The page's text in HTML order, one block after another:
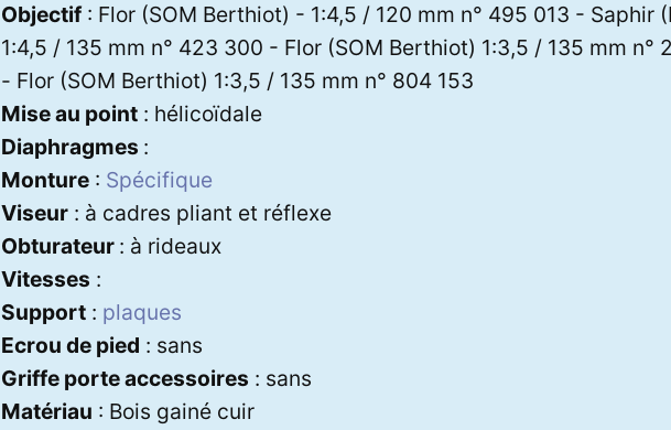
Objectif: Flor (SOM Berthiot) - 1:4,5 / 120 mm n° 495 013 - Saphir
1:4,5 / 135 mm n° 423 300 - Flor (SOM Berthiot) 1:3,5 / 135 mm n°
- Flor (SOM Berthiot) 1:3,5 / 135 mm n° 804 153
Mise au point: hélicoïdale
Diaphragmes :
Monture: Spécifique
Viseur: à cadres pliant et réflexe
Obturateur : à rideaux
Vitesses :
Support: plaques
Ecrou de pied : sans
Griffe porte accessoires : sans
Matériau : Bois gainé cuir